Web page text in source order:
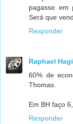
pagasse em
Será que
Responder
Raphael Hagi
60% de
Thomas.
Em BH faço
Responder